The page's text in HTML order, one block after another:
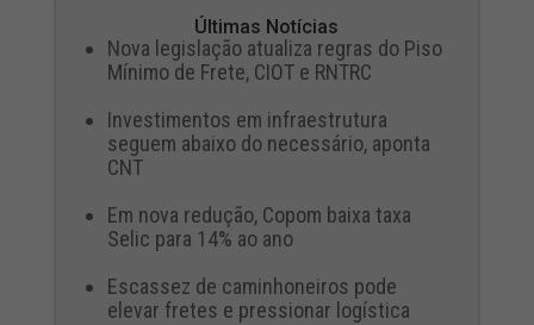
Últimas Notícias
Nova legislação atualiza regras do Piso
Mínimo de Frete, CIOT e RNTRC
Investimentos em infraestrutura
seguem abaixo do necessário, aponta
CNT
Em nova redução, Copom baixa taxa
Selic para 14% ao ano
Escassez de caminhoneiros pode
elevar fretes e pressionar logística